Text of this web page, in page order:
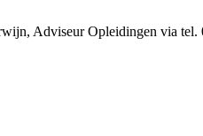
Adviseur Opleidingen via tel.